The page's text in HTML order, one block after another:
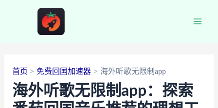
首页 免费回国加速器 海外听歌无限制app
海外听歌无限制app：探索